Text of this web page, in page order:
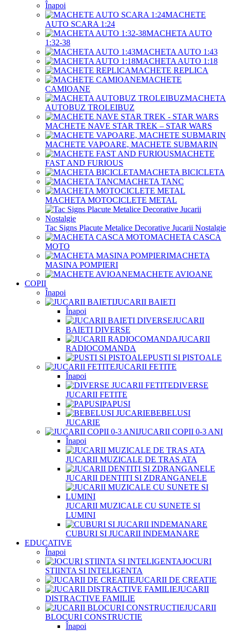
Înapoi
MACHETE
AUTO SCARA 1:24
MACHETA AUTO
1:32-38
MACHETA AUTO 1:43
MACHETA AUTO 1:18
MACHETE REPLICA
MACHETE
CAMIOANE
MACHETA
AUTOBUZ TROLEIBUZ
MACHETE NAVE STAR TREK – STAR WARS
MACHETE VAPOARE, MACHETE SUBMARIN
MACHETE
FAST AND FURIOUS
MACHETA BICICLETA
MACHETA TANC
MACHETA MOTOCICLETE METAL
Tac Signs Placute Metalice Decorative Jucarii Nostalgie
MACHETA CASCA
MOTO
MACHETA
MASINA POMPIERI
MACHETE AVIOANE
COPII
Înapoi
JUCARII BAIETI
Înapoi
JUCARII
BAIETI DIVERSE
JUCARII
RADIOCOMANDA
PUSTI SI PISTOALE
JUCARII FETITE
Înapoi
DIVERSE
JUCARII FETITE
PAPUSI
BEBELUSI
JUCARIE
JUCARII COPII 0-3 ANI
Înapoi
JUCARII MUZICALE DE TRAS ATA
JUCARII DENTITI SI ZDRANGANELE
JUCARII MUZICALE CU SUNETE SI
LUMINI
CUBURI SI JUCARII INDEMANARE
EDUCATIVE
Înapoi
JOCURI
STIINTA SI INTELIGENTA
JUCARII DE CREATIE
JUCARII
DISTRACTIVE FAMILIE
JUCARII
BLOCURI CONSTRUCTIE
Înapoi